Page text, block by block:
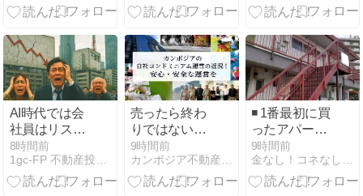
会社名は？小
レオレ社長詐
欺か？
実家・別荘を
しないための
売却＆解体戦
略
AI時代では会
社員はリスト
ラされて大手
のエリートを
除いて可処分
8時間前
1gc-FP 不動産投資初心者のためのブログ
売ったら終わ
りではない！
カンボジア自
社コンドミニ
アム運営の近
9時間前
カンボジア不動産ブログ
◾️ 1番最初に買
ったアパー
ト！…by社長
9時間前
金なし！コネなし！学歴なし！元ヤン成功術